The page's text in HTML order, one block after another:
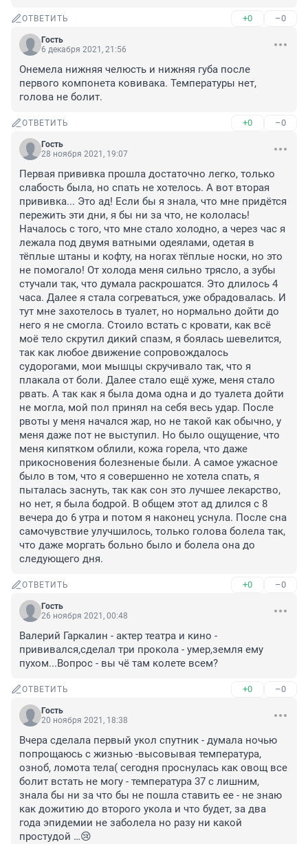
ОТВЕТИТЬ +0 –0
Гость
6 декабря 2021, 21:56
Онемела нижняя челюсть и нижняя губа после
первого компонета ковивака. Температуры нет,
голова не болит.
ОТВЕТИТЬ +0 –0
Гость
28 ноября 2021, 19:07
Первая прививка прошла достаточно легко, только
слабость была, но спать не хотелось. А вот вторая
прививка... Это ад! Если бы я знала, что мне придётся
пережить эти дни, я бы ни за что, не кололась!
Началось с того, что мне стало холодно, а через час я
лежала под двумя ватными одеялами, одетая в
тёплые штаны и кофту, на ногах тёплые носки, но это
не помогало! От холода меня сильно трясло, а зубы
стучали так, что думала раскрошатся. Это длилось 4
часа. Далее я стала согреваться, уже обрадовалась. И
тут мне захотелось в туалет, но нормально дойти до
него я не смогла. Стоило встать с кровати, как всё
моё тело скрутил дикий спазм, я боялась шевелится,
так как любое движение сопровождалось
судорогами, мои мышцы скручивало так, что я
плакала от боли. Далее стало ещё хуже, меня стало
рвать. А так как я была дома одна и до туалета дойти
не могла, мой пол принял на себя весь удар. После
рвоты у меня начался жар, но не такой как обычно, у
меня даже пот не выступил. Но было ощущение, что
меня кипятком облили, кожа горела, что даже
прикосновения болезненые были. А самое ужасное
было в том, что я совершенно не хотела спать, я
пыталась заснуть, так как сон это лучшее лекарство,
но нет, я была бодрой. В общем этот ад длился с 8
вечера до 6 утра и потом я наконец уснула. После сна
самочувствие улучшилось, только голова болела так,
что даже моргать больно было и болела она до
следующего дня.
ОТВЕТИТЬ +0 –0
Гость
26 ноября 2021, 00:48
Валерий Гаркалин - актер театра и кино -
прививался,сделал три прокола - умер,земля ему
пухом...Вопрос - вы чё там колете всем?
ОТВЕТИТЬ +0 –0
Гость
20 ноября 2021, 18:38
Вчера сделала первый укол спутник - думала ночью
попрощаюсь с жизнью -высовывая температура,
озноб, ломота тела( сегодня проснулась как овощ все
болит встать не могу - температура 37 с лишним,
знала бы ни за что бы не пошла ставить ее - не знаю
как дожитию до второго укола и что будет, за два
года эпидемии не заболела но разу ни какой
простудой …😢